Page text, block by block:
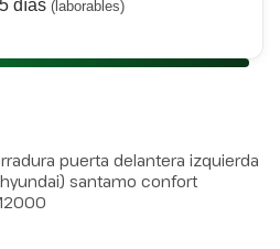
días (laborables)
puerta delantera izquierda
santamo confort